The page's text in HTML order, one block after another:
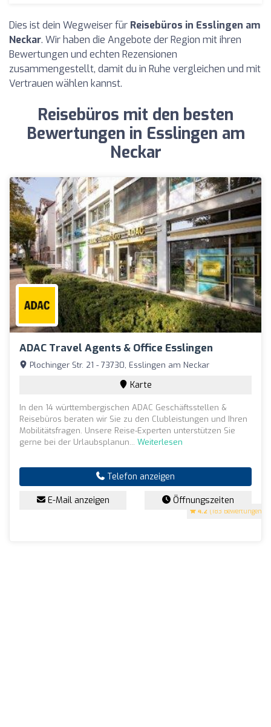
Dies ist dein Wegweiser für Reisebüros in Esslingen am
Neckar. Wir haben die Angebote der Region mit ihren
Bewertungen und echten Rezensionen
zusammengestellt, damit du in Ruhe vergleichen und mit
Vertrauen wählen kannst.
Reisebüros mit den besten
Bewertungen in Esslingen am
Neckar
ADAC Travel Agents & Office Esslingen
4.2 (183 Bewertungen)
Plochinger Str. 21 - 73730, Esslingen am Neckar
Karte
In den 14 württembergischen ADAC Geschäftsstellen &
Reisebüros beraten wir Sie zu den Clubleistungen und Ihren
Mobilitätsfragen. Unsere Reise-Experten unterstützen Sie
gerne bei der Urlaubsplanun... Weiterlesen
Telefon anzeigen
E-Mail anzeigen Öffnungszeiten